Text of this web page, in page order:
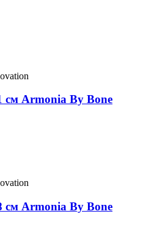
см Armonia By Bone
см Armonia By Bone